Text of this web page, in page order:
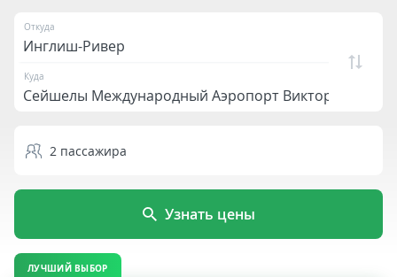
Откуда
Куда
2 пассажира
Узнать цены
ЛУЧШИЙ ВЫБОР